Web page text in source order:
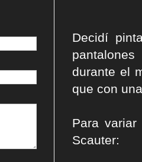
Decidí
durante el
que con
Para
Scauter: